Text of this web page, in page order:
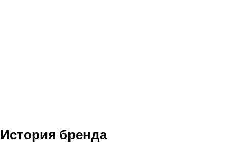
История бренда